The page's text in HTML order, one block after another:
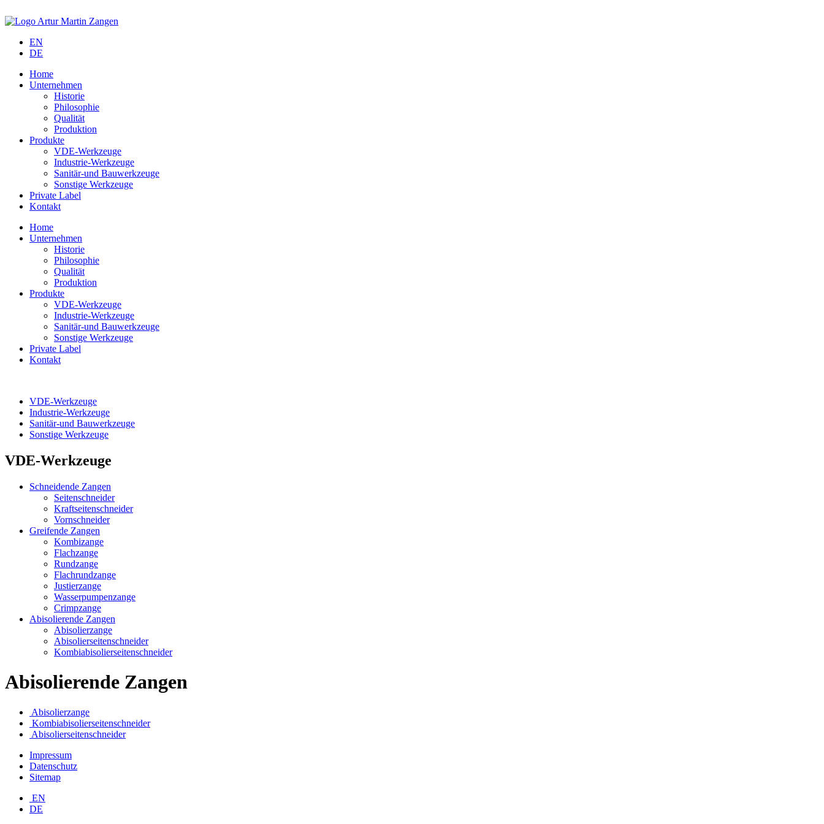
EN
DE
Home
Unternehmen
Historie
Philosophie
Qualität
Produktion
Produkte
VDE-Werkzeuge
Industrie-Werkzeuge
Sanitär-und Bauwerkzeuge
Sonstige Werkzeuge
Private Label
Kontakt
Home
Unternehmen
Historie
Philosophie
Qualität
Produktion
Produkte
VDE-Werkzeuge
Industrie-Werkzeuge
Sanitär-und Bauwerkzeuge
Sonstige Werkzeuge
Private Label
Kontakt
VDE-Werkzeuge
Industrie-Werkzeuge
Sanitär-und Bauwerkzeuge
Sonstige Werkzeuge
VDE-Werkzeuge
Schneidende Zangen
Seitenschneider
Kraftseitenschneider
Vornschneider
Greifende Zangen
Kombizange
Flachzange
Rundzange
Flachrundzange
Justierzange
Wasserpumpenzange
Crimpzange
Abisolierende Zangen
Abisolierzange
Abisolierseitenschneider
Kombiabisolierseitenschneider
Abisolierende Zangen
Abisolierzange
Kombiabisolierseitenschneider
Abisolierseitenschneider
Impressum
Datenschutz
Sitemap
EN
DE